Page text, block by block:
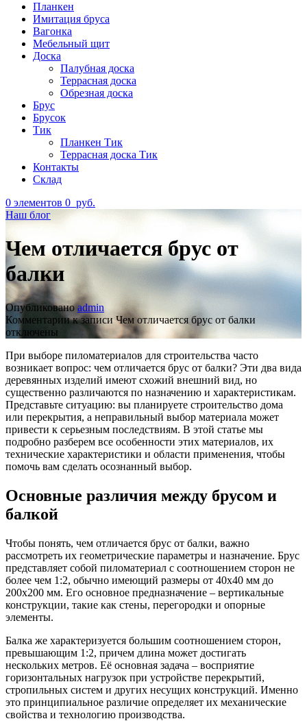
Планкен
Имитация бруса
Вагонка
Мебельный щит
Доска
Палубная доска
Террасная доска
Обрезная доска
Брус
Брусок
Тик
Планкен Тик
Террасная доска Тик
Контакты
Склад
0 элементов 0 руб.
Наш блог
Чем отличается брус от
балки
Опубликовано admin
Комментариик записи Чем отличается брус от балки
отключены
При выборе пиломатериалов для строительства часто
возникает вопрос: чем отличается брус от балки? Эти два вида
деревянных изделий имеют схожий внешний вид, но
существенно различаются по назначению и характеристикам.
Представьте ситуацию: вы планируете строительство дома
или перекрытия, а неправильный выбор материала может
привести к серьезным последствиям. В этой статье мы
подробно разберем все особенности этих материалов, их
технические характеристики и области применения, чтобы
помочь вам сделать осознанный выбор.
Основные различия между брусом и
балкой
Чтобы понять, чем отличается брус от балки, важно
рассмотреть их геометрические параметры и назначение. Брус
представляет собой пиломатериал с соотношением сторон не
более чем 1:2, обычно имеющий размеры от 40х40 мм до
200х200 мм. Его основное предназначение – вертикальные
конструкции, такие как стены, перегородки и опорные
элементы.
Балка же характеризуется большим соотношением сторон,
превышающим 1:2, причем длина может достигать
нескольких метров. Её основная задача – восприятие
горизонтальных нагрузок при устройстве перекрытий,
стропильных систем и других несущих конструкций. Именно
это принципиальное различие определяет их механические
свойства и технологию производства.